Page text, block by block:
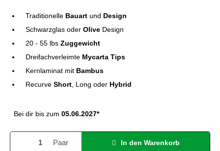
Traditionelle Bauart und Design
Schwarzglas oder Olive Design
20 - 55 lbs Zuggewicht
Dreifachverleimte Mycarta Tips
Kernlaminat mit Bambus
Recurve Short , Long oder Hybrid
Bei dir bis zum 05.06.2027*
Paar In den Warenkorb